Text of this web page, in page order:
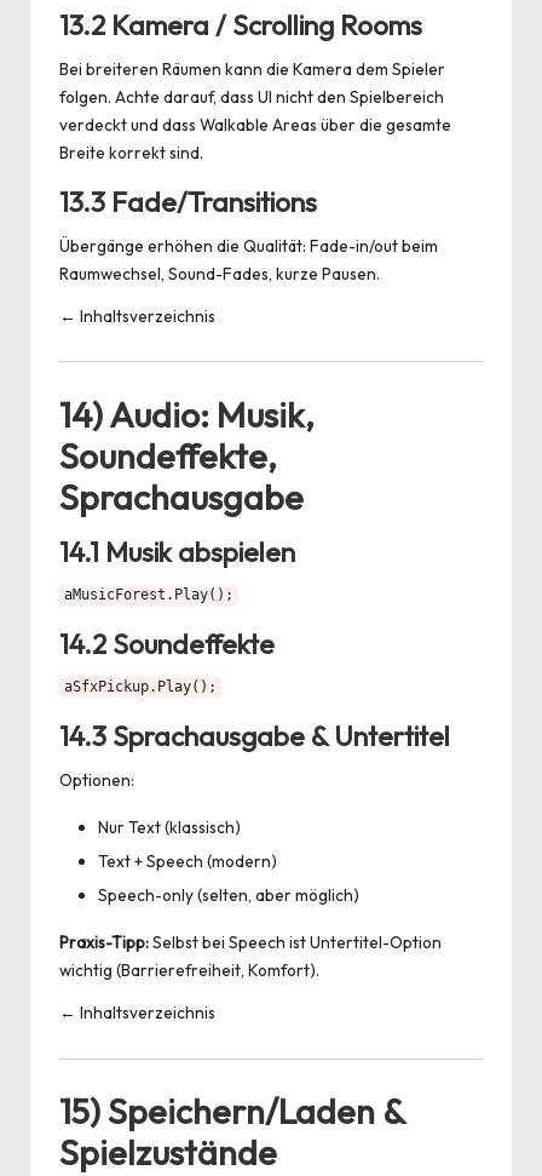
13.2 Kamera / Scrolling Rooms
Bei breiteren Räumen kann die Kamera dem Spieler
folgen. Achte darauf, dass UI nicht den Spielbereich
verdeckt und dass Walkable Areas über die gesamte
Breite korrekt sind.
13.3 Fade/Transitions
Übergänge erhöhen die Qualität: Fade-in/out beim
Raumwechsel, Sound-Fades, kurze Pausen.
← Inhaltsverzeichnis
14) Audio: Musik,
Soundeffekte,
Sprachausgabe
14.1 Musik abspielen
aMusicForest.Play();
14.2 Soundeffekte
aSfxPickup.Play();
14.3 Sprachausgabe & Untertitel
Optionen:
Nur Text (klassisch)
Text + Speech (modern)
Speech-only (selten, aber möglich)
Praxis-Tipp:Selbst bei Speech ist Untertitel-Option
wichtig (Barrierefreiheit, Komfort).
← Inhaltsverzeichnis
15) Speichern/Laden &
Spielzustände